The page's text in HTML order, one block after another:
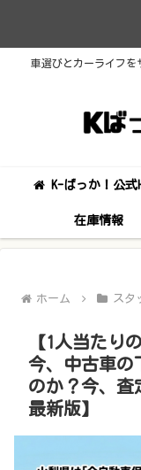
車選びとカーライフを
K-ばっか！公式
在庫情報
ホーム スタ
【1人当たり
今、中古車の
のか？今、査
最新版】